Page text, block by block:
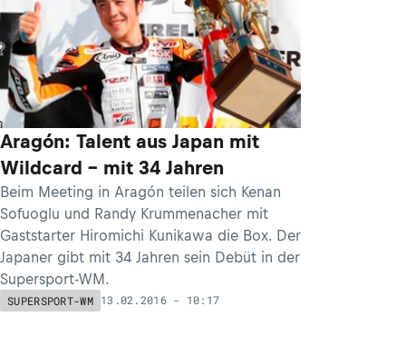
Aragón: Talent aus Japan mit
Wildcard – mit 34 Jahren
Beim Meeting in Aragón teilen sich Kenan
Sofuoglu und Randy Krummenacher mit
Gaststarter Hiromichi Kunikawa die Box. Der
Japaner gibt mit 34 Jahren sein Debüt in der
Supersport-WM.
SUPERSPORT-WM 13.02.2016 - 10:17